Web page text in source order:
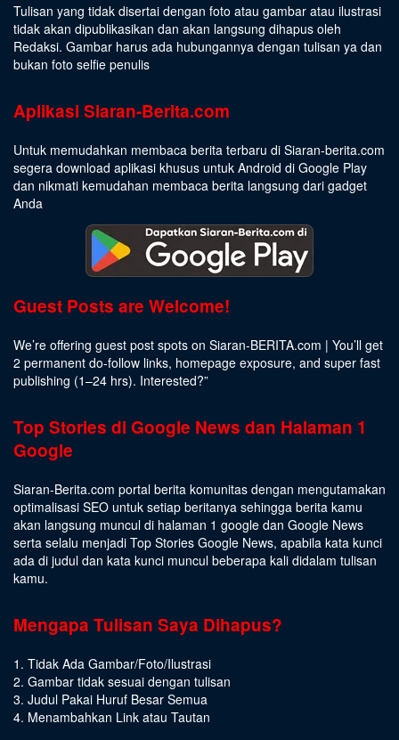
Tulisan yang tidak disertai dengan foto atau gambar atau ilustrasi
tidak akan dipublikasikan dan akan langsung dihapus oleh
Redaksi. Gambar harus ada hubungannya dengan tulisan ya dan
bukan foto selfie penulis
Aplikasi Siaran-Berita.com
Untuk memudahkan membaca berita terbaru di Siaran-berita.com
segera download aplikasi khusus untuk Android di Google Play
dan nikmati kemudahan membaca berita langsung dari gadget
Anda
Guest Posts are Welcome!
We’re offering guest post spots on Siaran-BERITA.com | You’ll get
2 permanent do-follow links, homepage exposure, and super fast
publishing (1–24 hrs). Interested?”
Top Stories di Google News dan Halaman 1
Google
Siaran-Berita.com portal berita komunitas dengan mengutamakan
optimalisasi SEO untuk setiap beritanya sehingga berita kamu
akan langsung muncul di halaman 1 google dan Google News
serta selalu menjadi Top Stories Google News, apabila kata kunci
ada di judul dan kata kunci muncul beberapa kali didalam tulisan
kamu.
Mengapa Tulisan Saya Dihapus?
1. Tidak Ada Gambar/Foto/Ilustrasi
2. Gambar tidak sesuai dengan tulisan
3. Judul Pakai Huruf Besar Semua
4. Menambahkan Link atau Tautan